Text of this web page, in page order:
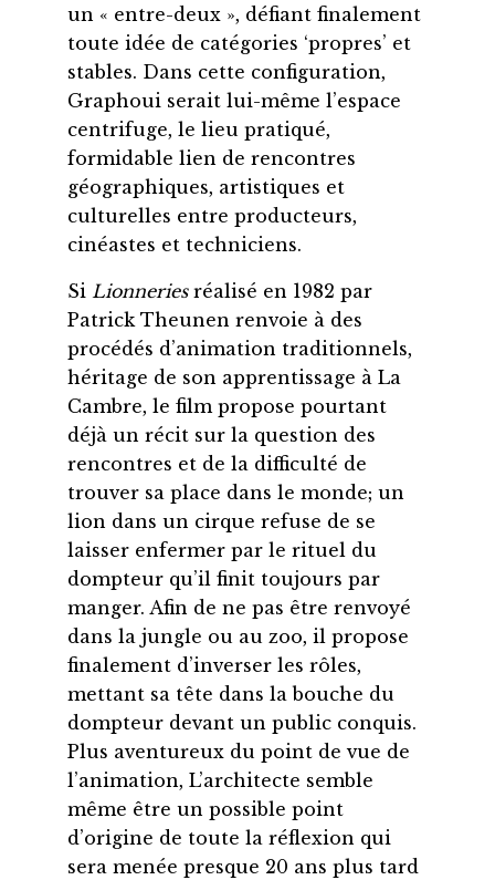
un « entre-deux », défiant finalement
toute idée de catégories ‘propres’ et
stables. Dans cette configuration,
Graphoui serait lui-même l’espace
centrifuge, le lieu pratiqué,
formidable lien de rencontres
géographiques, artistiques et
culturelles entre producteurs,
cinéastes et techniciens.
Si Lionneriesréalisé en 1982 par
Patrick Theunen renvoie à des
procédés d’animation traditionnels,
héritage de son apprentissage à La
Cambre, le film propose pourtant
déjà un récit sur la question des
rencontres et de la difficulté de
trouver sa place dans le monde; un
lion dans un cirque refuse de se
laisser enfermer par le rituel du
dompteur qu’il finit toujours par
manger. Afin de ne pas être renvoyé
dans la jungle ou au zoo, il propose
finalement d’inverser les rôles,
mettant sa tête dans la bouche du
dompteur devant un public conquis.
Plus aventureux du point de vue de
l’animation, L’architecte semble
même être un possible point
d’origine de toute la réflexion qui
sera menée presque 20 ans plus tard